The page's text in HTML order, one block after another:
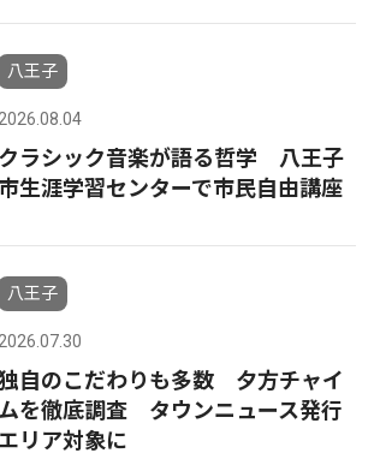
八王子
2026.08.04
クラシック音楽が語る哲学 八王子
市生涯学習センターで市民自由講座
八王子
2026.07.30
自のこだわりも多数 夕方チャイ
ムを徹底調査 タウンニュース発行
エリア対象に